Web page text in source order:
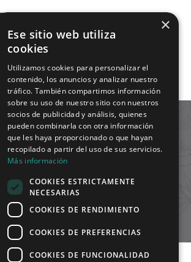
×
Ese sitio web utiliza
cookies
Utilizamos cookies para personalizar el
contenido, los anuncios y analizar nuestro
tráfico. También compartimos información
sobre su uso de nuestro sitio con nuestros
socios de publicidad y análisis, quienes
pueden combinarla con otra información
que les haya proporcionado o que hayan
recopilado a partir del uso de sus servicios.
Más información
COOKIES ESTRICTAMENTE
NECESARIAS
COOKIES DE RENDIMIENTO
COOKIES DE PREFERENCIAS
COOKIES DE FUNCIONALIDAD